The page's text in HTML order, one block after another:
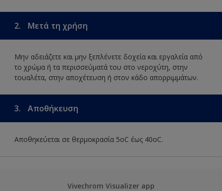
2. Μετά τη χρήση
Μην αδειάζετε και μην ξεπλένετε δοχεία και εργαλεία από
το χρώμα ή τα περισσεύματά του στο νεροχύτη, στην
τουαλέτα, στην αποχέτευση ή στον κάδο απορριμμάτων.
3. Αποθήκευση
Αποθηκεύεται σε θερμοκρασία 5οC έως 40οC.
Vivechrom Visualizer app